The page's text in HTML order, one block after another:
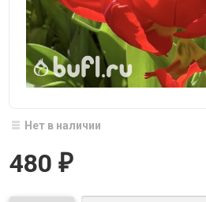
Нет в наличии
480 ₽